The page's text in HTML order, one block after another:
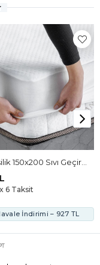
6 Taksit
İndirimi – 927 TL